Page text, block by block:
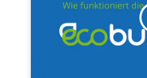
Cliquez pour
marketing et